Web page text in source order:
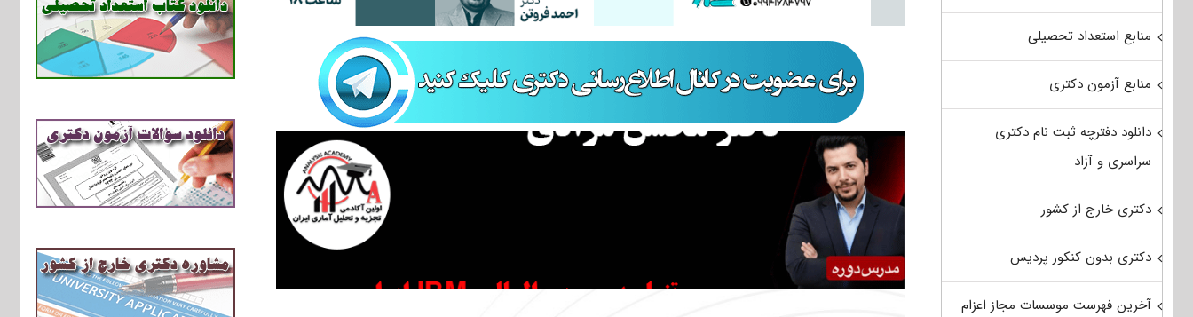
منابع استعداد تحصیلی
منابع آزمون دکتری
دانلود دفترچه ثبت نام دکتری
سراسری و آزاد
دکتری خارج از کشور
دکتری بدون کنکور پردیس
آخرین فهرست موسسات مجاز اعزام